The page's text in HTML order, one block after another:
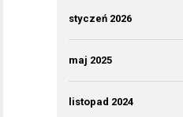
styczeń 2026
maj 2025
listopad 2024